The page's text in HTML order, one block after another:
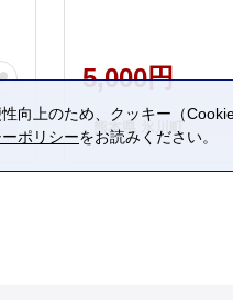
5,000円
熊本県 氷川町
向上のため、クッキー（
ポリシーをお読みください。